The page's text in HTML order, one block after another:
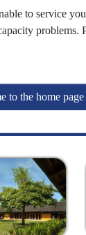
to service
problems.
to the home page